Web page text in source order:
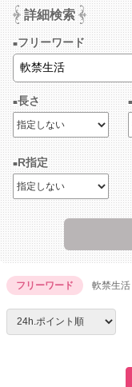
詳細検索
フリーワード
長さ
R指定
フリーワード 軟禁生活